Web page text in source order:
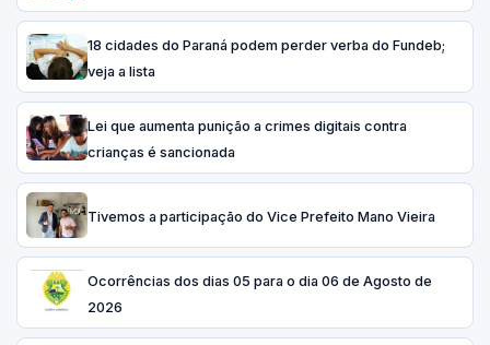
18 cidades do Paraná podem perder verba do Fundeb;
veja a lista
Lei que aumenta punição a crimes digitais contra
crianças é sancionada
Tivemos a participação do Vice Prefeito Mano Vieira
Ocorrências dos dias 05 para o dia 06 de Agosto de
2026